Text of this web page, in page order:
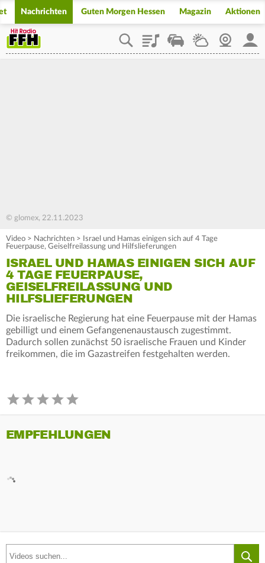
Nachrichten Guten Morgen Hessen Magazin Aktionen
PlaylistStaupilotWetterWebcam
© glomex, 22.11.2023
Video > Nachrichten >
Israel und Hamas einigen sich auf 4 Tage
Feuerpause, Geiselfreilassung und Hilfslieferungen
ISRAEL UND HAMAS EINIGEN SICH AUF
4 TAGE FEUERPAUSE,
GEISELFREILASSUNG UND
HILFSLIEFERUNGEN
Die israelische Regierung hat eine Feuerpause mit der Hamas
gebilligt und einem Gefangenenaustausch zugestimmt.
Dadurch sollen zunächst 50 israelische Frauen und Kinder
freikommen, die im Gazastreifen festgehalten werden.
EMPFEHLUNGEN